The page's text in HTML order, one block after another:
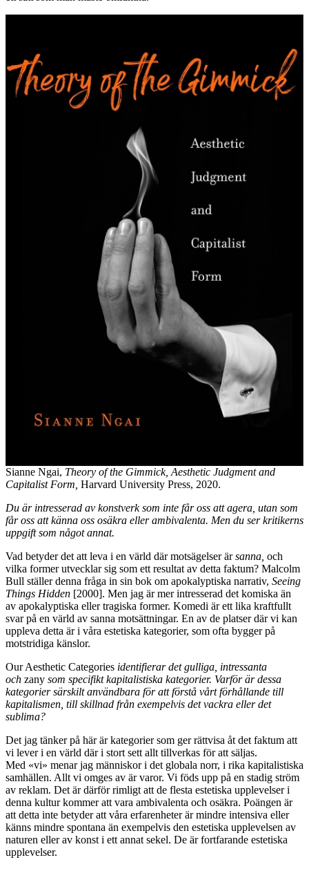
Sianne Ngai, Theory of the Gimmick, Aesthetic Judgment and
Capitalist Form, Harvard University Press, 2020.
Du är intresserad av konstverk som inte får oss att agera, utan som
får oss att känna oss osäkra eller ambivalenta. Men du ser kritikerns
uppgift som något annat.
Vad betyder det att leva i en värld där motsägelser ärsanna, och
vilka former utvecklar sig som ett resultat av detta faktum? Malcolm
Bull ställer denna fråga in sin bok om apokalyptiska narrativ, Seeing
Things Hidden [2000]. Men jag är mer intresserad det komiska än
av apokalyptiska eller tragiska former. Komedi är ett lika kraftfullt
svar på en värld av sanna motsättningar. En av de platser där vi kan
uppleva detta är i våra estetiska kategorier, som ofta bygger på
motstridiga känslor.
Our Aesthetic Categories identifierar det gulliga, intressanta
och zany som specifikt kapitalistiska kategorier. Varför är dessa
kategorier särskilt användbara för att förstå vårt förhållande till
kapitalismen, till skillnad från exempelvis det vackra eller det
sublima?
Det jag tänker på här är kategorier som ger rättvisa åt det faktum att
vi lever i en värld där i stort sett allt tillverkas för att säljas.
Med «vi» menar jag människor i det globala norr, i rika kapitalistiska
samhällen. Allt vi omges av är varor. Vi föds upp på en stadig ström
av reklam. Det är därför rimligt att de flesta estetiska upplevelser i
denna kultur kommer att vara ambivalenta och osäkra. Poängen är
att detta inte betyder att våra erfarenheter är mindre intensiva eller
känns mindre spontana än exempelvis den estetiska upplevelsen av
naturen eller av konst i ett annat sekel. De är fortfarande estetiska
upplevelser.